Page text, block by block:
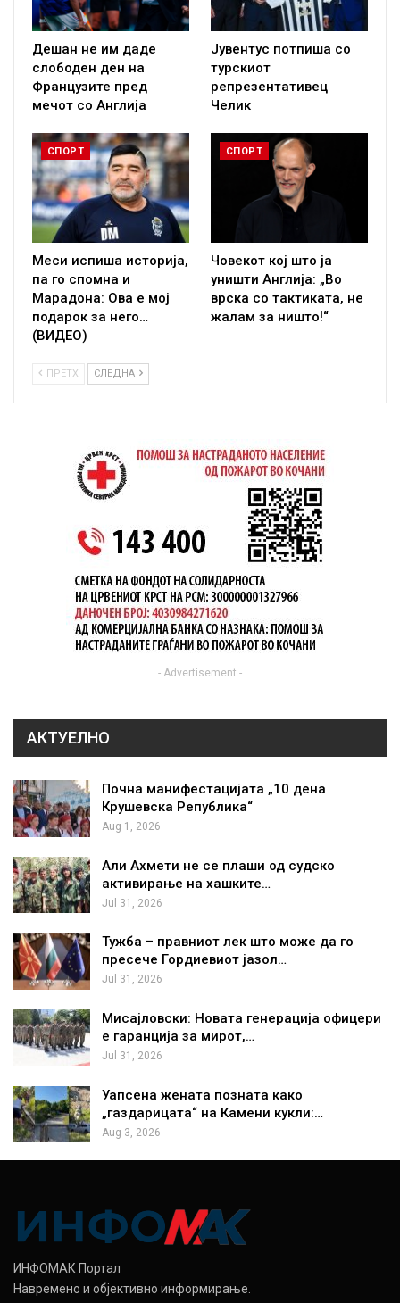
Дешан не им даде
слободен ден на
Французите пред
мечот со Англија
Јувентус потпиша со
турскиот
репрезентативец
Челик
СПОРТ
Меси испиша историја,
па го спомна и
Марадона: Ова е мој
подарок за него…
(ВИДЕО)
СПОРТ
Човекот кој што ја
уништи Англија: „Во
врска со тактиката, не
жалам за ништо!“
ПРЕТХ СЛЕДНА
- Advertisement -
АКТУЕЛНО
Почна манифестацијата „10 дена
Крушевска Република“
Aug 1, 2026
Али Ахмети не се плаши од судско
активирање на хашките…
Jul 31, 2026
Тужба – правниот лек што може да го
пресече Гордиевиот јазол…
Jul 31, 2026
Мисајловски: Новата генерација офицери
е гаранција за мирот,…
Jul 31, 2026
Уапсена жената позната како
„газдарицата“ на Камени кукли:…
Aug 3, 2026
ИНФОМАК Портал
Навремено и објективно информирање.